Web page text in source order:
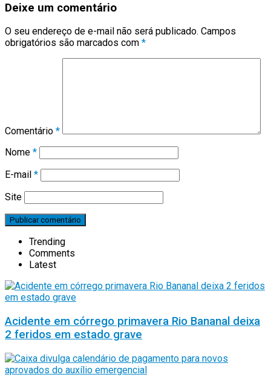
Deixe um comentário
O seu endereço de e-mail não será publicado. Campos
obrigatórios são marcados com *
Comentário *
Nome *
E-mail *
Site
Trending
Comments
Latest
Acidente em córrego primavera Rio Bananal deixa
2 feridos em estado grave